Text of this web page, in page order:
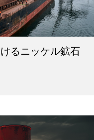
るニッケル鉱石